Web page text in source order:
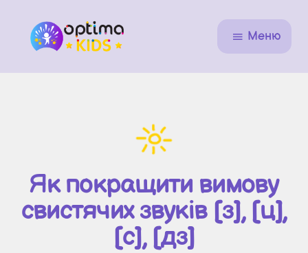
Меню
Як покращити вимову
свистячих звуків [з], [ц],
[с], [дз]